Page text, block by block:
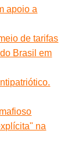
apoio a
de tarifas
Brasil em
na